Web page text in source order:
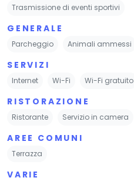
Trasmissione di eventi sportivi
GENERALE
Parcheggio Animali ammessi
SERVIZI
Internet Wi-Fi Wi-Fi gratuito
RISTORAZIONE
Ristorante Servizio in camera
AREE COMUNI
Terrazza
VARIE